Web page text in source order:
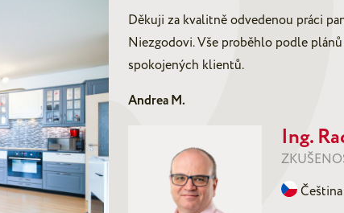
Děkuji za kvalitně odvedenou práci
Niezgodovi. Vše proběhlo podle
spokojených klientů.
Andrea M.
Ing.
Čeština